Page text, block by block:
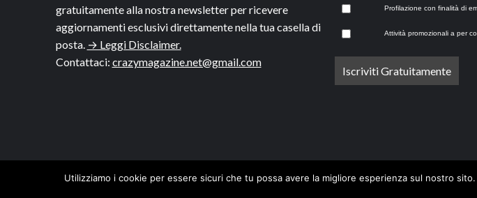
gratuitamente alla nostra newsletter per ricevere
aggiornamenti esclusivi direttamente nella tua casella di
posta. → Leggi Disclaimer.
Contattaci: crazymagazine.net@gmail.com
Profilazione con finalità di
Attività promozionali a per
Utilizziamo i cookie per essere sicuri che tu possa avere la migliore esperienza sul nostro